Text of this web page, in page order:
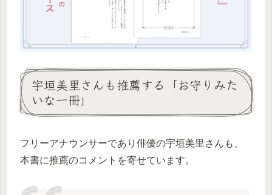
宇垣美里さんも推薦する「お守りみた
いな一冊」
フリーアナウンサーであり俳優の宇垣美里さんも、
本書に推薦のコメントを寄せています。